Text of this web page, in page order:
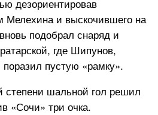
дезориентировав
Мелехина и выскочившего на
подобрал снаряд и
где Шипунов,
пустую «рамку».
степени шальной гол решил
«Сочи» три очка.